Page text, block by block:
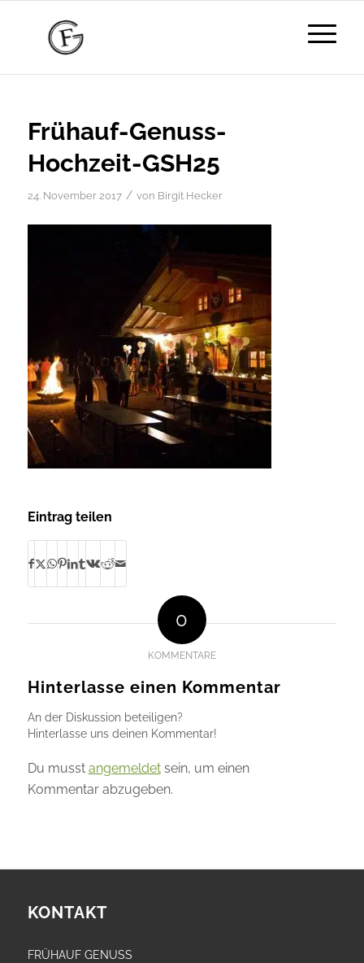
Frühauf-Genuss-
Hochzeit-GSH25
24. November 2017 / von Birgit Hecker
Eintrag teilen
0
KOMMENTARE
Hinterlasse einen Kommentar
An der Diskussion beteiligen?
Hinterlasse uns deinen Kommentar!
Du musst angemeldetsein, um einen
Kommentar abzugeben.
KONTAKT
FRÜHAUF GENUSS